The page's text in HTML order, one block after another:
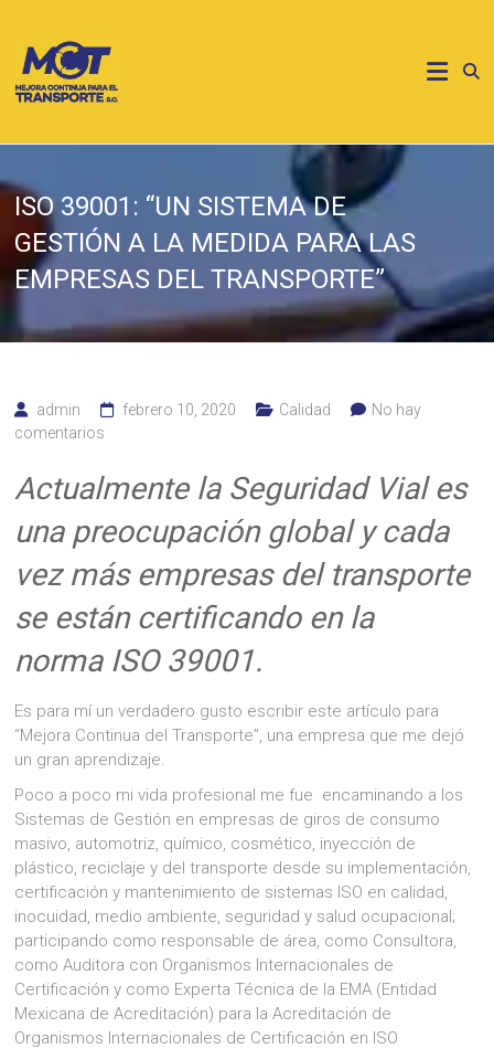
contenido
MCT
Mejora
transporte
ISO 39001: “UN SISTEMA DE
GESTIÓN A LA MEDIDA PARA LAS
EMPRESAS DEL TRANSPORTE”
admin febrero 10, 2020 Calidad
No hay
comentarios
Actualmente la Seguridad Vial es
una preocupación global y cada
vez más empresas del transporte
se están certificando en la
norma ISO 39001.
Es para mí un verdadero gusto escribir este artículo para
“Mejora Continua del Transporte”, una empresa que me dejó
un gran aprendizaje.
Poco a poco mi vida profesional me fue encaminando a los
Sistemas de Gestión en empresas de giros de consumo
masivo, automotriz, químico, cosmético, inyección de
plástico, reciclaje y del transporte desde su implementación,
certificación y mantenimiento de sistemas ISO en calidad,
inocuidad, medio ambiente, seguridad y salud ocupacional;
participando como responsable de área, como Consultora,
como Auditora con Organismos Internacionales de
Certificación y como Experta Técnica de la EMA (Entidad
Mexicana de Acreditación) para la Acreditación de
Organismos Internacionales de Certificación en ISO